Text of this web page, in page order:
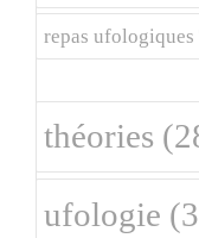
repas ufologiques
théories
ufologie